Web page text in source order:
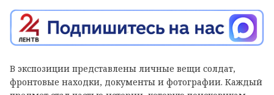
В экспозиции представлены личные вещи солдат,
фронтовые находки, документы и фотографии. Каждый